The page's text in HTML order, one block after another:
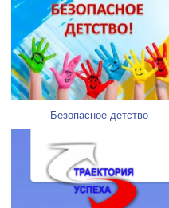
Безопасное детство